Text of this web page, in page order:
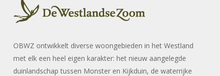
OBWZ ontwikkelt diverse woongebieden in het Westland
met elk een heel eigen karakter: het nieuw aangelegde
duinlandschap tussen Monster en Kijkduin, de waterrijke